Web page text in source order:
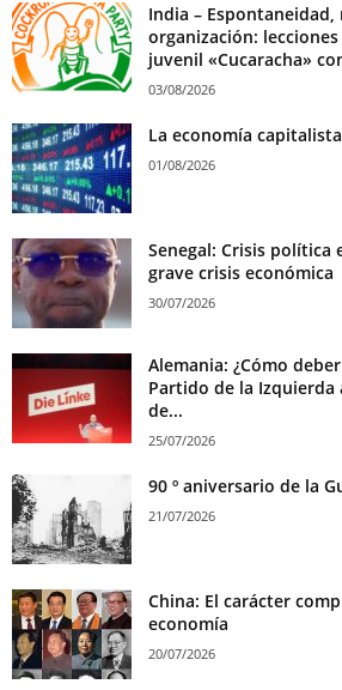
India –
organización:
juvenil «Cucaracha»
03/08/2026
La economía
01/08/2026
Senegal: Crisis política
grave crisis económica
30/07/2026
Alemania: ¿Cómo
Partido de la Izquierda
de...
25/07/2026
90 º aniversario de la
21/07/2026
China: El carácter
economía
20/07/2026